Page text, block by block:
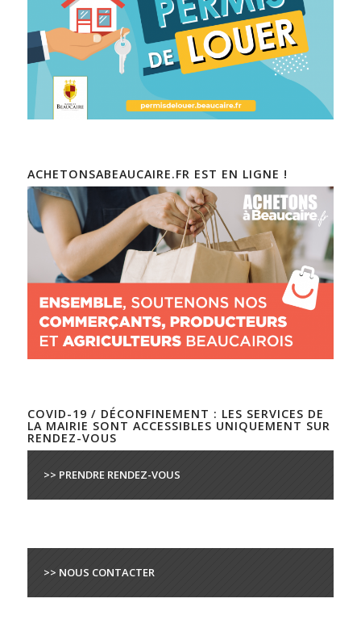
ACHETONSABEAUCAIRE.FR EST EN LIGNE !
COVID-19 / DÉCONFINEMENT : LES SERVICES DE
LA MAIRIE SONT ACCESSIBLES UNIQUEMENT SUR
RENDEZ-VOUS
>> PRENDRE RENDEZ-VOUS
>> NOUS CONTACTER